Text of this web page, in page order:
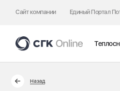
Сайт компании Единый Портал
Назад